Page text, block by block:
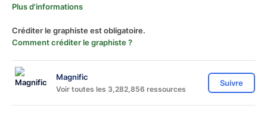
Plus d'informations
Créditer le graphiste est obligatoire.
Comment créditer le graphiste ?
Magnific
Voir toutes les 3,282,856 ressources
Suivre